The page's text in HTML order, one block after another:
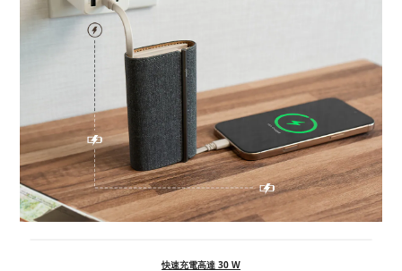
快速充電高達 30 W